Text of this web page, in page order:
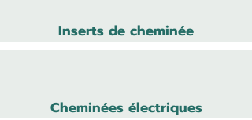
Inserts de cheminée
Cheminées électriques